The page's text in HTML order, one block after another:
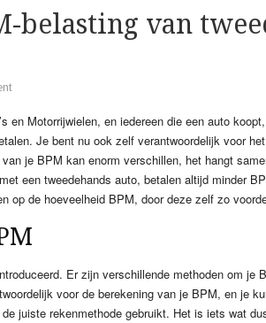
belasting van
en Motorrijwielen, en iedereen die een auto
Je bent nu ook zelf verantwoordelijk voor
je BPM kan enorm verschillen, het hangt
een tweedehands auto, betalen altijd minder
op de hoeveelheid BPM, door deze zelf zo
Er zijn verschillende methoden om je
voor de berekening van je BPM, en je
juiste rekenmethode gebruikt. Het is iets wat